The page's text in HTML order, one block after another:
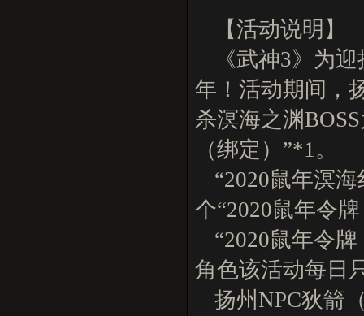
【活动说明】
《武神3》为
年！活动期间，
杀溟海之渊
（绑定）”*1。
“2020鼠年溟
个“2020鼠年令
“2020鼠年令
角色该活动每日
扬州NPC狄箭